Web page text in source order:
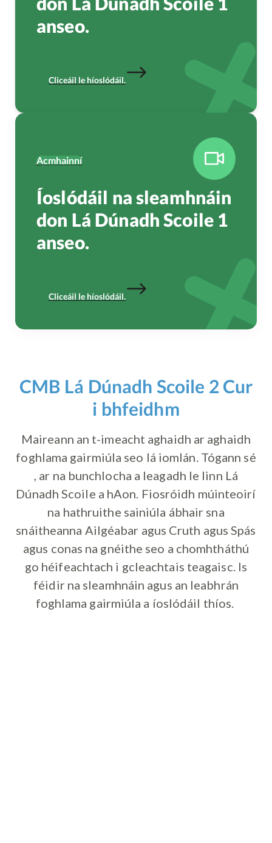
anseo.
Cliceáil le híoslódáil.
Acmhainní
Íoslódáil na sleamhnáin
don Lá Dúnadh Scoile 1
anseo.
Cliceáil le híoslódáil.
CMB Lá Dúnadh Scoile 2 Cur
i bhfeidhm
Maireann an t-imeacht aghaidh ar aghaidh
foghlama gairmiúla seo lá iomlán. Tógann sé
, ar na bunchlocha a leagadh le linn Lá
Dúnadh Scoile a hAon. Fiosróidh múinteoirí
na hathruithe sainiúla ábhair sna
snáitheanna Ailgéabar agus Cruth agus Spás
agus conas na gnéithe seo a chomhtháthú
go héifeachtach i gcleachtais teagaisc. Is
féidir na sleamhnáin agus an leabhrán
foghlama gairmiúla a íoslódáil thíos.